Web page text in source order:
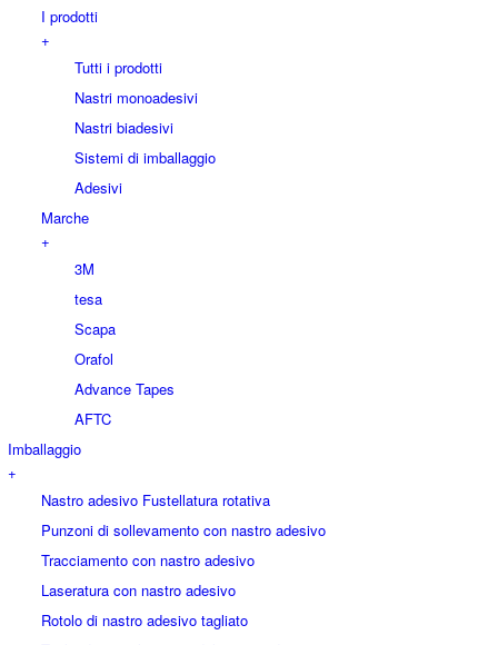
I prodotti
+
Tutti i prodotti
Nastri monoadesivi
Nastri biadesivi
Sistemi di imballaggio
Adesivi
Marche
+
3M
tesa
Scapa
Orafol
Advance Tapes
AFTC
Imballaggio
+
Nastro adesivo Fustellatura rotativa
Punzoni di sollevamento con nastro adesivo
Tracciamento con nastro adesivo
Laseratura con nastro adesivo
Rotolo di nastro adesivo tagliato